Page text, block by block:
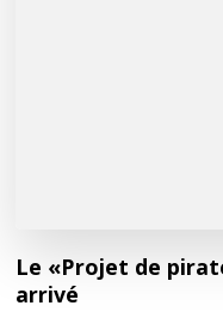
Le «Projet de
arrivé